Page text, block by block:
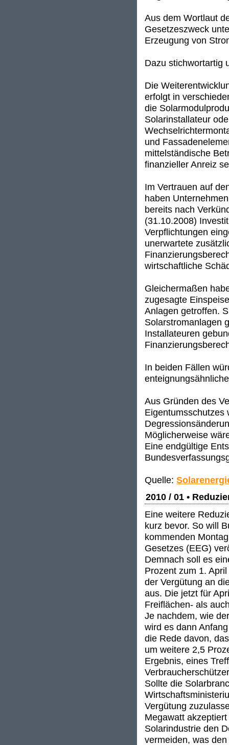
Aus dem Wortlaut
Gesetzeszweck
Erzeugung von
Dazu stichwortartig
Die
erfolgt in
die
Solarinstallateur
und
mittelständische
finanzieller Anreiz
Im Vertrauen auf
haben
bereits nach
(31.10.2008)
Verpflichtungen
unerwartete
wirtschaftliche
Gleichermaßen
zugesagte
Anlagen getroffen.
Solarstromanlagen
Installateuren
In beiden Fällen
Aus Gründen des
Eigentumsschutzes
Möglicherweise
Eine endgültige
Quelle:
2010 / 01 •
Eine weitere
kurz bevor. So will
kommenden
Gesetzes (EEG)
Demnach soll es
Prozent zum 1.
der Vergütung an
aus. Die jetzt für
Freiflächen- als
Je nachdem, wie
wird es dann
die Rede davon,
um weitere 2,5
Ergebnis, eines
Sollte die
Vergütung
Megawatt
Solarindustrie den
vermeiden, was